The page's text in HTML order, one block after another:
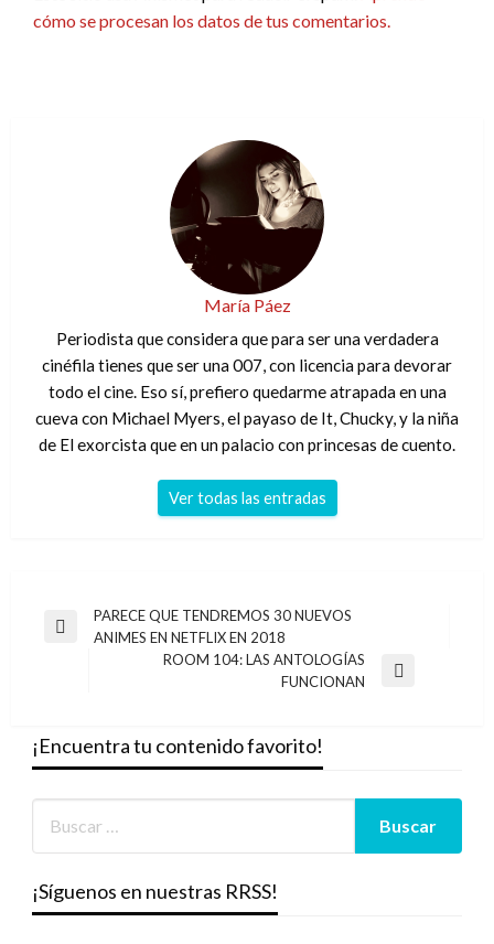
cómo se procesan los datos de tus comentarios.
María Páez
Periodista que considera que para ser una verdadera
cinéfila tienes que ser una 007, con licencia para devorar
todo el cine. Eso sí, prefiero quedarme atrapada en una
cueva con Michael Myers, el payaso de It, Chucky, y la niña
de El exorcista que en un palacio con princesas de cuento.
Ver todas las entradas
Navegación
Entrada
PARECE QUE TENDREMOS 30 NUEVOS
ANIMES EN NETFLIX EN 2018
ROOM 104: LAS ANTOLOGÍAS
FUNCIONAN
¡Encuentra tu contenido favorito!
¡Síguenos en nuestras RRSS!